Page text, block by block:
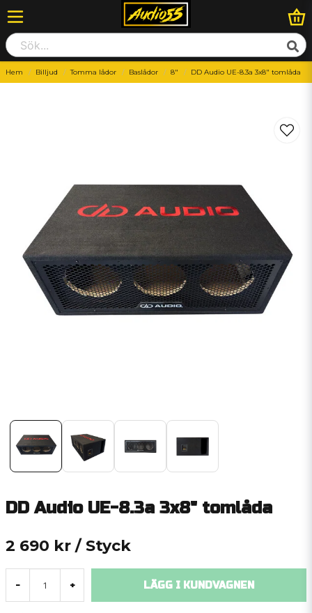
Hem Billjud Tomma lådor Baslådor 8" DD Audio UE-8.3a 3x8" tomlåda
DD Audio UE-8.3a 3x8" tomlåda
2 690 kr / Styck
- + LÄGG I KUNDVAGNEN